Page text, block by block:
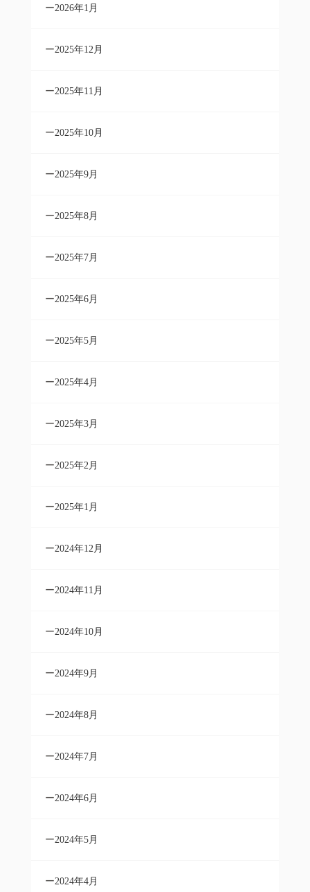
2026年1月
2025年12月
2025年11月
2025年10月
2025年9月
2025年8月
2025年7月
2025年6月
2025年5月
2025年4月
2025年3月
2025年2月
2025年1月
2024年12月
2024年11月
2024年10月
2024年9月
2024年8月
2024年7月
2024年6月
2024年5月
2024年4月